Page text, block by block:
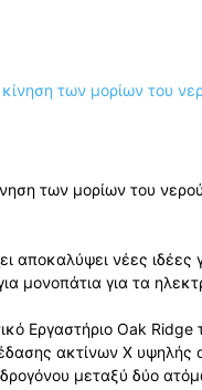
των μορίων του
αποκαλύψει νέες
μονοπάτια για τα
Εργαστήριο Oak Ridge
ακτίνων Χ υψηλής
μεταξύ δύο